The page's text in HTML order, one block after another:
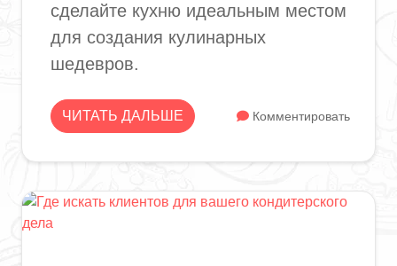
сделайте кухню идеальным местом
для создания кулинарных
шедевров.
ЧИТАТЬ ДАЛЬШЕ Комментировать